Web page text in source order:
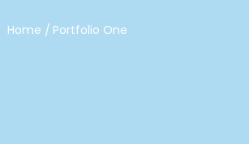
Home Portfolio One